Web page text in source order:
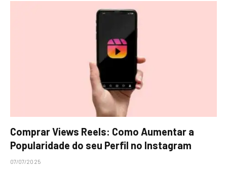
Comprar Views Reels: Como Aumentar a
Popularidade do seu Perfil no Instagram
07/07/2025